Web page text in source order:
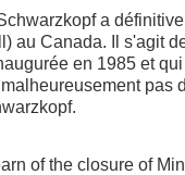
a
au Canada. Il s'agit
en 1985 et
pas
of the closure of